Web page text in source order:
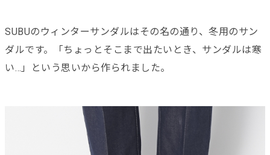
SUBUのウィンターサンダルはその名の通り、冬用のサン
ダルです。「ちょっとそこまで出たいとき、サンダルは寒
い…」という思いから作られました。